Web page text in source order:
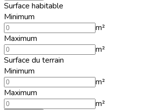
Surface habitable
Minimum
m²
Maximum
m²
Surface du terrain
Minimum
m²
Maximum
m²